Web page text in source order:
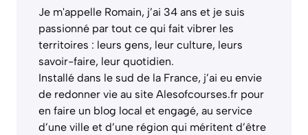
Je m'appelle Romain, j’ai 34 ans et je suis
passionné par tout ce qui fait vibrer les
territoires : leurs gens, leur culture, leurs
savoir-faire, leur quotidien.
Installé dans le sud de la France, j’ai eu envie
de redonner vie au site Alesofcourses.fr pour
en faire un blog local et engagé, au service
d’une ville et d’une région qui méritent d’être